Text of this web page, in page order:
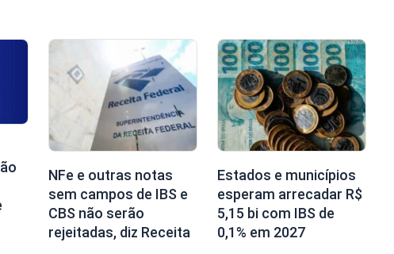
NFe e outras notas
sem campos de IBS e
CBS não serão
rejeitadas, diz Receita
Estados e municípios
esperam arrecadar R$
5,15 bi com IBS de
0,1% em 2027